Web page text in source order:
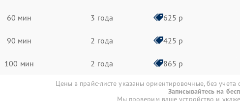
60 мин 3 года 625 р
90 мин 2 года 425 р
100 мин 2 года 865 р
Цены в прайс-листе указаны ориентировочные, без учета
Записывайтесь на
Мы проверим ваше устройство и